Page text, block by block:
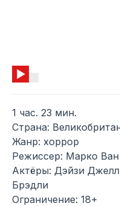
1 час. 23 мин.
Страна:
Жанр: хоррор
Режиссер: Марко Ван
Актёры: Дэйзи
Брэдли
Ограничение: 18+